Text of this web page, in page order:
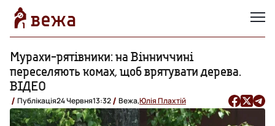
Мурахи-рятівники: на Вінниччині
переселяють комах, щоб врятувати дерева.
ВІДЕО
Публікація24 Червня13:32 Вежа,Юлія Плахтій